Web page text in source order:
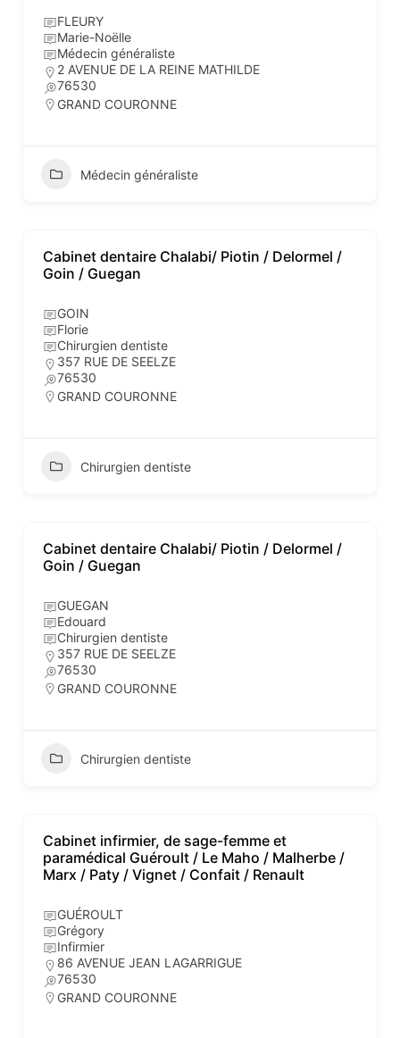
FLEURY
Marie-Noëlle
Médecin généraliste
2 AVENUE DE LA REINE MATHILDE
76530
GRAND COURONNE
Médecin généraliste
Cabinet dentaire Chalabi/ Piotin / Delormel /
Goin / Guegan
GOIN
Florie
Chirurgien dentiste
357 RUE DE SEELZE
76530
GRAND COURONNE
Chirurgien dentiste
Cabinet dentaire Chalabi/ Piotin / Delormel /
Goin / Guegan
GUEGAN
Edouard
Chirurgien dentiste
357 RUE DE SEELZE
76530
GRAND COURONNE
Chirurgien dentiste
Cabinet infirmier, de sage-femme et
paramédical Guéroult / Le Maho / Malherbe /
Marx / Paty / Vignet / Confait / Renault
GUÉROULT
Grégory
Infirmier
86 AVENUE JEAN LAGARRIGUE
76530
GRAND COURONNE